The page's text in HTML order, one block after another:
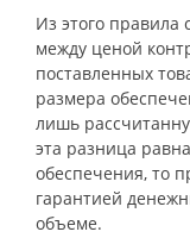
Из этого правила
между ценой
поставленных
размера
лишь
эта разница
обеспечения, то
гарантией
объеме.